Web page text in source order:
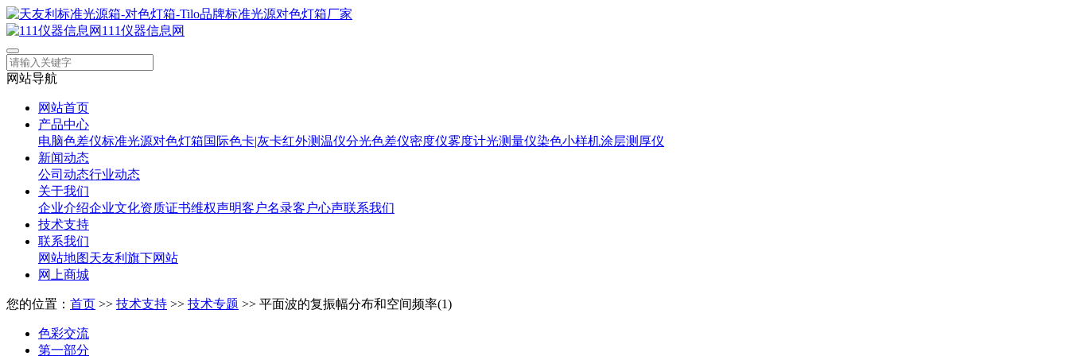
111仪器信息网
网站导航
网站首页
产品中心
电脑色差仪标准光源对色灯箱国际色卡|灰卡红外测温仪分光色差仪密度仪雾度计光测量仪染色小样机涂层测厚仪
新闻动态
公司动态行业动态
关于我们
企业介绍企业文化资质证书维权声明客户名录客户心声联系我们
技术支持
联系我们
网站地图天友利旗下网站
网上商城
您的位置： 首页 >> 技术支持 >> 技术专题 >> 平面波的复振幅分布和空间频率(1)
色彩交流
第一部分